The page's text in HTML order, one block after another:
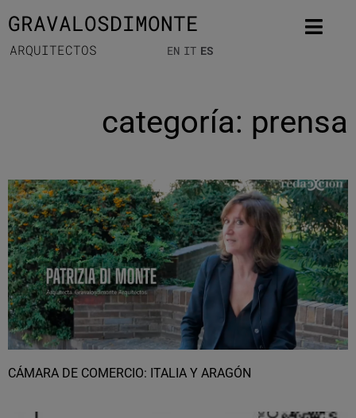
GRAVALOSDIMONTE
ARQUITECTOS EN IT ES
categoría: prensa
CÁMARA DE COMERCIO: ITALIA Y ARAGÓN